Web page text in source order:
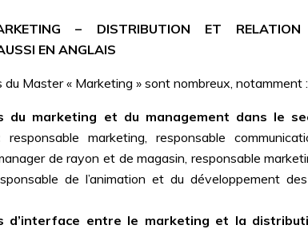
– DISTRIBUTION ET
EN ANGLAIS
du Master « Marketing » sont nombreux, notamment :
du marketing et du management dans le
responsable marketing, responsable
de rayon et de magasin, responsable
de l’animation et du développement
d’interface entre le marketing et la